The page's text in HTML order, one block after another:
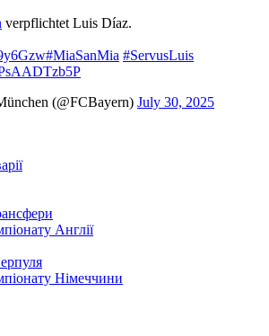
verpflichtet Luis Díaz. ️
#MiaSanMia #ServusLuis
(@FCBayern) July 30, 2025
Англії
Німеччини